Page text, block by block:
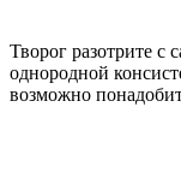
Творог разотрите с
однородной
возможно